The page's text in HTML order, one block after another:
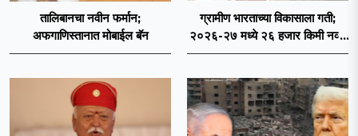
तालिबानचा नवीन फर्मान;
अफगाणिस्तानात मोबाईल बॅन
ग्रामीण भारताच्या विकासाला गती;
२०२६-२७ मध्ये २६ हजार किमी नव्या
रस्त्यांचे लक्ष्य!